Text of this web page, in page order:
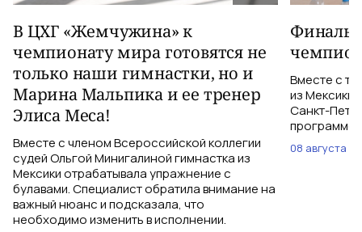
В ЦХГ «Жемчужина» к
чемпионату мира готовятся не
только наши гимнастки, но и
Марина Мальпика и ее тренер
Элиса Меса!
Вместе с членом Всероссийской коллегии
судей Ольгой Минигалиной гимнастка из
Мексики отрабатывала упражнение с
булавами. Специалист обратила внимание на
важный нюанс и подсказала, что
необходимо изменить в исполнении.
Вместе с
из Мексики
Санкт-
программе
08 августа